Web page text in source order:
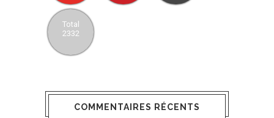
Total
2332
COMMENTAIRES RÉCENTS